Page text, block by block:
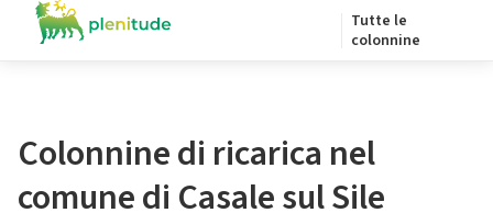
Tutte le
colonnine
Colonnine di ricarica nel
comune di Casale sul Sile